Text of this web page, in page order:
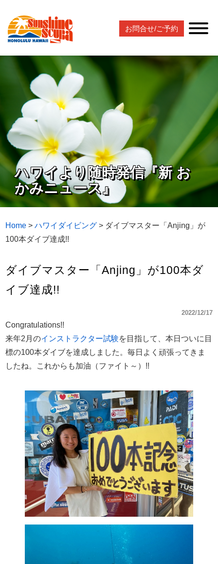
お問合せ/ご予約
ハワイより随時発信『新 お
かみニュース』
Home >ハワイダイビング > ダイブマスター「Anjing」が
100本ダイブ達成!!
ダイブマスター「Anjing」が100本ダ
イブ達成!!
2022/12/17
Congratulations!!
来年2月のインストラクター試験を目指して、本日ついに目
標の100本ダイブを達成しました。毎日よく頑張ってきま
したね。これからも加油（ファイト～）!!